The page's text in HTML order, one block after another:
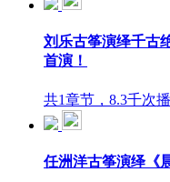
刘乐古筝演绎千古
首演！
共1章节，8.3千次
任洲洋古筝演绎《